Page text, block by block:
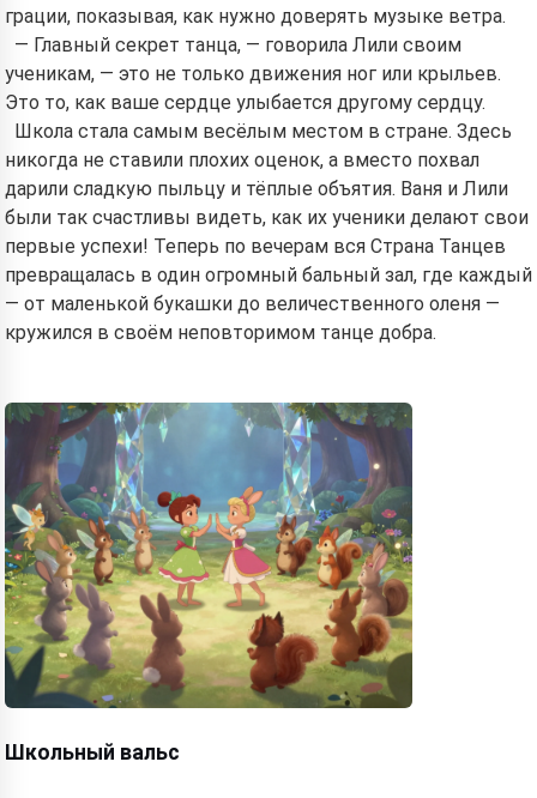
грации, показывая, как нужно доверять музыке ветра.
— Главный секрет танца, — говорила Лили своим
ученикам, — это не только движения ног или крыльев.
Это то, как ваше сердце улыбается другому сердцу.
Школа стала самым весёлым местом в стране. Здесь
никогда не ставили плохих оценок, а вместо похвал
дарили сладкую пыльцу и тёплые объятия. Ваня и Лили
были так счастливы видеть, как их ученики делают свои
первые успехи! Теперь по вечерам вся Страна Танцев
превращалась в один огромный бальный зал, где каждый
— от маленькой букашки до величественного оленя —
кружился в своём неповторимом танце добра.
Школьный вальс